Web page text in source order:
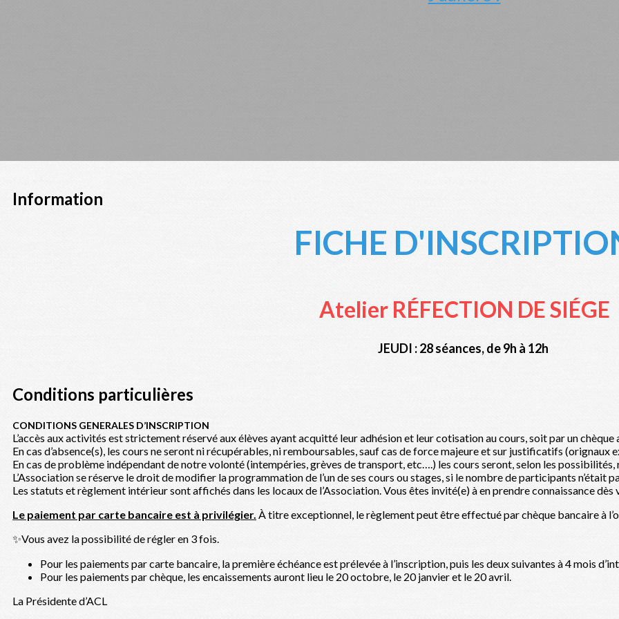
Information
FICHE
Atelier RÉFECTION DE SIÉGE
JEUDI : 28 séances, de 9h à 12h
Conditions particulières
CONDITIONS GENERALES D’INSCRIPTION
L’accès aux activités est strictement réservé aux élèves ayant acquitté leur adhésion et leur cotisation au cours, soit par un
En cas d’absence(s), les cours ne seront ni récupérables, ni remboursables, sauf cas de force majeure et sur justificatifs (orignaux
En cas de problème indépendant de notre volonté (intempéries, grèves de transport, etc….) les cours seront, selon les
L’Association se réserve le droit de modifier la programmation de l’un de ses cours ou stages, si le nombre de participants n’était
Les statuts et règlement intérieur sont affichés dans les locaux de l’Association. Vous êtes invité(e) à en prendre connaissance
Le paiement par carte bancaire est à privilégier. À titre exceptionnel, le règlement peut être effectué par chèque bancaire à
✨Vous avez la possibilité de régler en 3 fois.
Pour les paiements par carte bancaire, la première échéance est prélevée à l’inscription, puis les deux suivantes à 4 mois
Pour les paiements par chèque, les encaissements auront lieu le 20 octobre, le 20 janvier et le 20 avril.
La Présidente d’ACL